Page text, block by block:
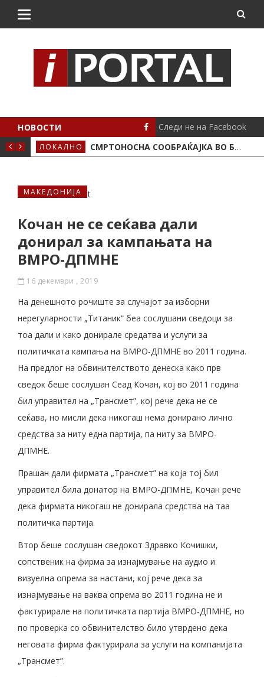
НОВОСТИ
ЛОКАЛНО СМРТОНОСНА СООБРАЌАЈКА ВО БУТЕЛ, ЖИВОТОТ ГО ЗАГУБИ 19-ГОДИШЕН МОТОЦИКЛИСТ
Следи не на Facebook
МАКЕДОНИЈА
Кочан не се сеќава дали
донирал за кампањата на
ВМРО-ДПМНЕ
16 декември , 2019
На денешното рочиште за случајот за изборни
нерегуларности „Титаник“ беа сослушани сведоци за
тоа дали и како донирале средатва и услуги за
политичката кампања на ВМРО-ДПМНЕ во 2011 година.
На предлог на обвинителството денеска како прв
сведок беше сослушан Сеад Кочан, кој во 2011 година
бил управител на „Трансмет”, кој рече дека не се
сеќава, но мисли дека никогаш нема донирано лично
средства за ниту една партија, па ниту за ВМРО-
ДПМНЕ.
Прашан дали фирмата „Трансмет” на која тој бил
управител била донатор на ВМРО-ДПМНЕ, Кочан рече
дека фирмата никогаш не донирала средства на таа
политичка партија.
Втор беше сослушан сведокот Здравко Кочишки,
сопственик на фирма за изнајмување на аудио и
визуелна опрема за настани, кој рече дека за
изнајмување на ваква опрема во 2011 година не и
фактурирале на политичката партија ВМРО-ДПМНЕ, но
по проверка со обвинителство било утврдено дека
неговата фирма фактурирала за услуги на компанијата
„Трансмет”.